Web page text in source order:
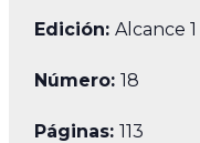
Edición: Alcance 1
Número: 18
Páginas: 113